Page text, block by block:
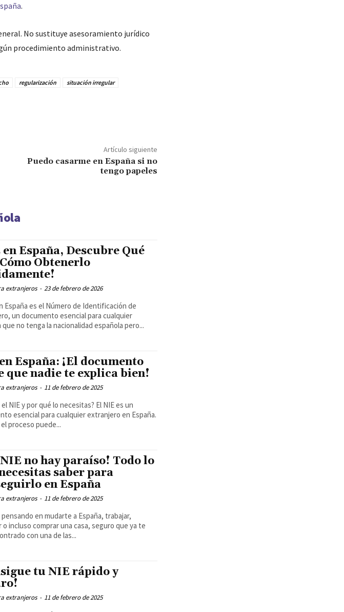
.
No sustituye asesoramiento jurídico
procedimiento administrativo.
regularización situación irregular
Artículo siguiente
Puedo casarme en España si no
tengo papeles
en España, Descubre Qué
Obtenerlo
extranjeros - 23 de febrero de 2026
España es el Número de Identificación de
un documento esencial para cualquier
no tenga la nacionalidad española pero...
España: ¡El documento
que nadie te explica bien!
extranjeros - 11 de febrero de 2025
y por qué lo necesitas? El NIE es un
esencial para cualquier extranjero en España.
proceso puede...
NIE no hay paraíso! Todo lo
saber para
en España
extranjeros - 11 de febrero de 2025
en mudarte a España, trabajar,
incluso comprar una casa, seguro que ya te
con una de las...
tu NIE rápido y
extranjeros - 11 de febrero de 2025